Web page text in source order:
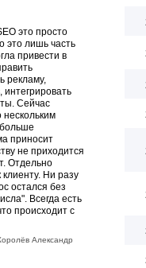
это просто
это лишь часть
привести в
рекламу,
интегрировать
Сейчас
нескольким
приносит
не приходится
Отдельно
Ни разу
остался без
Всегда есть
происходит с
Александр